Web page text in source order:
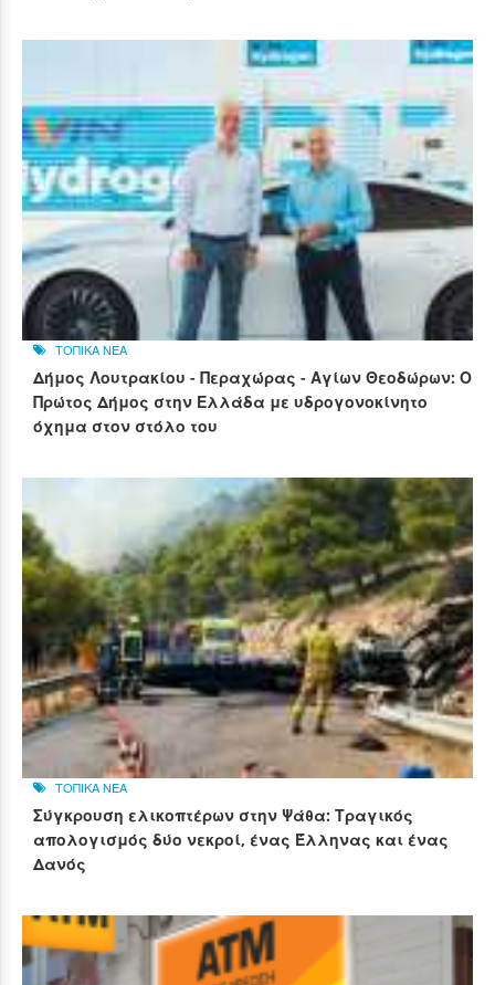
ΤΟΠΙΚΑ ΝΕΑ
Δήμος Λουτρακίου - Περαχώρας - Αγίων Θεοδώρων: Ο
Πρώτος Δήμος στην Ελλάδα με υδρογονοκίνητο
όχημα στον στόλο του
ΤΟΠΙΚΑ ΝΕΑ
Σύγκρουση ελικοπτέρων στην Ψάθα: Τραγικός
απολογισμός δύο νεκροί, ένας Έλληνας και ένας
Δανός